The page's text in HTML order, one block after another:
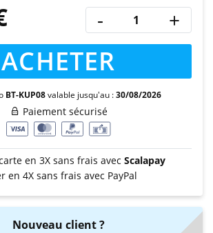
- +
ACHETER
BT-KUP08valable jusqu'au :30/08/2026
Paiement sécurisé
en 3X sans frais avec Scalapay
en 4X sans frais avec PayPal
Nouveau client ?